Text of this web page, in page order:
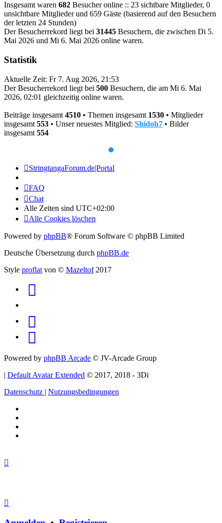
Insgesamt waren 682 Besucher online :: 23 sichtbare Mitglieder, 0
unsichtbare Mitglieder und 659 Gäste (basierend auf den Besuchern
der letzten 24 Stunden)
Der Besucherrekord liegt bei 31445 Besuchern, die zwischen Di 5.
Mai 2026 und Mi 6. Mai 2026 online waren.
Statistik
Aktuelle Zeit: Fr 7. Aug 2026, 21:53
Der Besucherrekord liegt bei 500 Besuchern, die am Mi 6. Mai
2026, 02:01 gleichzeitig online waren.
Beiträge insgesamt 4510 • Themen insgesamt 1530 • Mitglieder
insgesamt 553 • Unser neuestes Mitglied: Shidoh7 • Bilder
insgesamt 554
StringtangaForum.de|Portal
FAQ
Chat
Alle Zeiten sind UTC+02:00
Alle Cookies löschen
Powered by phpBB® Forum Software © phpBB Limited
Deutsche Übersetzung durch phpBB.de
Style proflat von © Mazeltof2017
Powered by phpBB Arcade © JV-Arcade Group
| Default Avatar Extended © 2017, 2018 - 3Di
Datenschutz | Nutzungsbedingungen